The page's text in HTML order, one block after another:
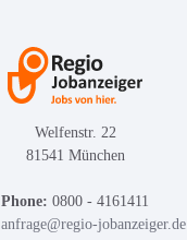
Welfenstr. 22
81541 München
Phone: 0800 - 4161411
anfrage@regio-jobanzeiger.de